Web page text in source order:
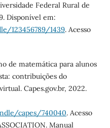
Federal Rural de
Disponível em:
123456789/1439. Acesso
de matemática para alunos
contribuições do
Capes.gov.br, 2022.
capes/740040. Acesso
Manual